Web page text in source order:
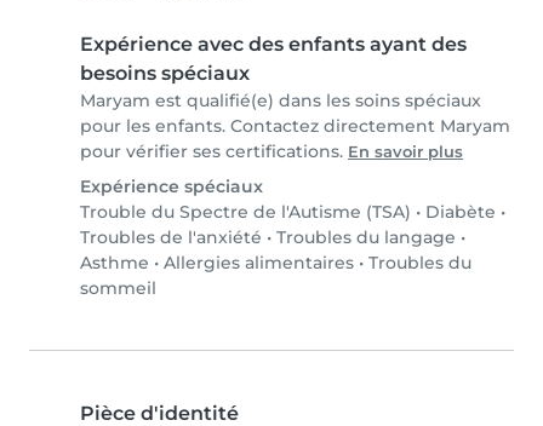
Expérience avec des enfants ayant des
besoins spéciaux
Maryam est qualifié(e) dans les soins spéciaux
pour les enfants. Contactez directement Maryam
pour vérifier ses certifications. En savoir plus
Expérience spéciaux
Trouble du Spectre de l'Autisme (TSA) • Diabète •
Troubles de l'anxiété • Troubles du langage •
Asthme • Allergies alimentaires • Troubles du
sommeil
Pièce d'identité